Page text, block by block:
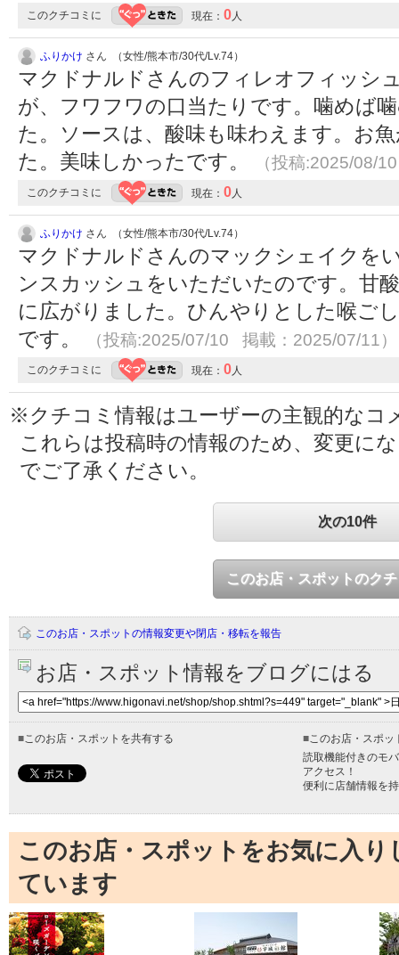
このクチコミに 現在： 0人
ふりかけ さん （女性/熊本市/30代/Lv.74）
マクドナルドさんのフィレオフィッシ
が、フワフワの口当たりです。噛めば
た。ソースは、酸味も味わえます。お
た。美味しかったです。
（投稿:2025/08/
このクチコミに 現在： 0人
ふりかけ さん （女性/熊本市/30代/Lv.74）
マクドナルドさんのマックシェイクを
ンスカッシュをいただいたのです。甘
に広がりました。ひんやりとした喉ご
です。
（投稿:2025/07/10 掲載：2025/07/11）
このクチコミに 現在： 0人
※クチコミ情報はユーザーの主観的なコ
これらは投稿時の情報のため、変更に
でご了承ください。
次の10件
このお店・スポットのク
このお店・スポットの情報変更や閉店・移転を報告
お店・スポット情報をブログにはる
■このお店・スポットを共有する ■このお店・スポッ
読取機能付きのモ
アクセス！
便利に店舗情報を
このお店・スポットをお気に入
ています